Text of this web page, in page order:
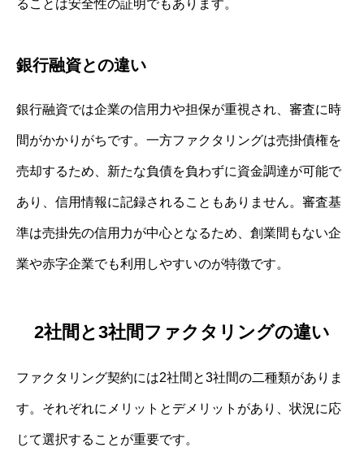
ることは安全性の証明でもあります。
銀行融資との違い
銀行融資では企業の信用力や担保が重視され、審査に時
間がかかりがちです。一方ファクタリングは売掛債権を
売却するため、新たな負債を負わずに資金調達が可能で
あり、信用情報に記録されることもありません。審査基
準は売掛先の信用力が中心となるため、創業間もない企
業や赤字企業でも利用しやすいのが特徴です。
2社間と3社間ファクタリングの違い
ファクタリング契約には2社間と3社間の二種類がありま
す。それぞれにメリットとデメリットがあり、状況に応
じて選択することが重要です。